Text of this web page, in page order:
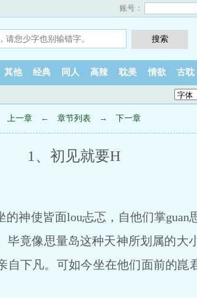
账号：
其他 经典 同人 高辣 耽美 情欲 古耽
上一章 ← 章节列表 → 下一章
1、初见就要H
使皆面lou忐忑，自他们掌guan
毕竟像思量岛这种天神所划属的大
自下凡。可如今坐在他们面前的崑